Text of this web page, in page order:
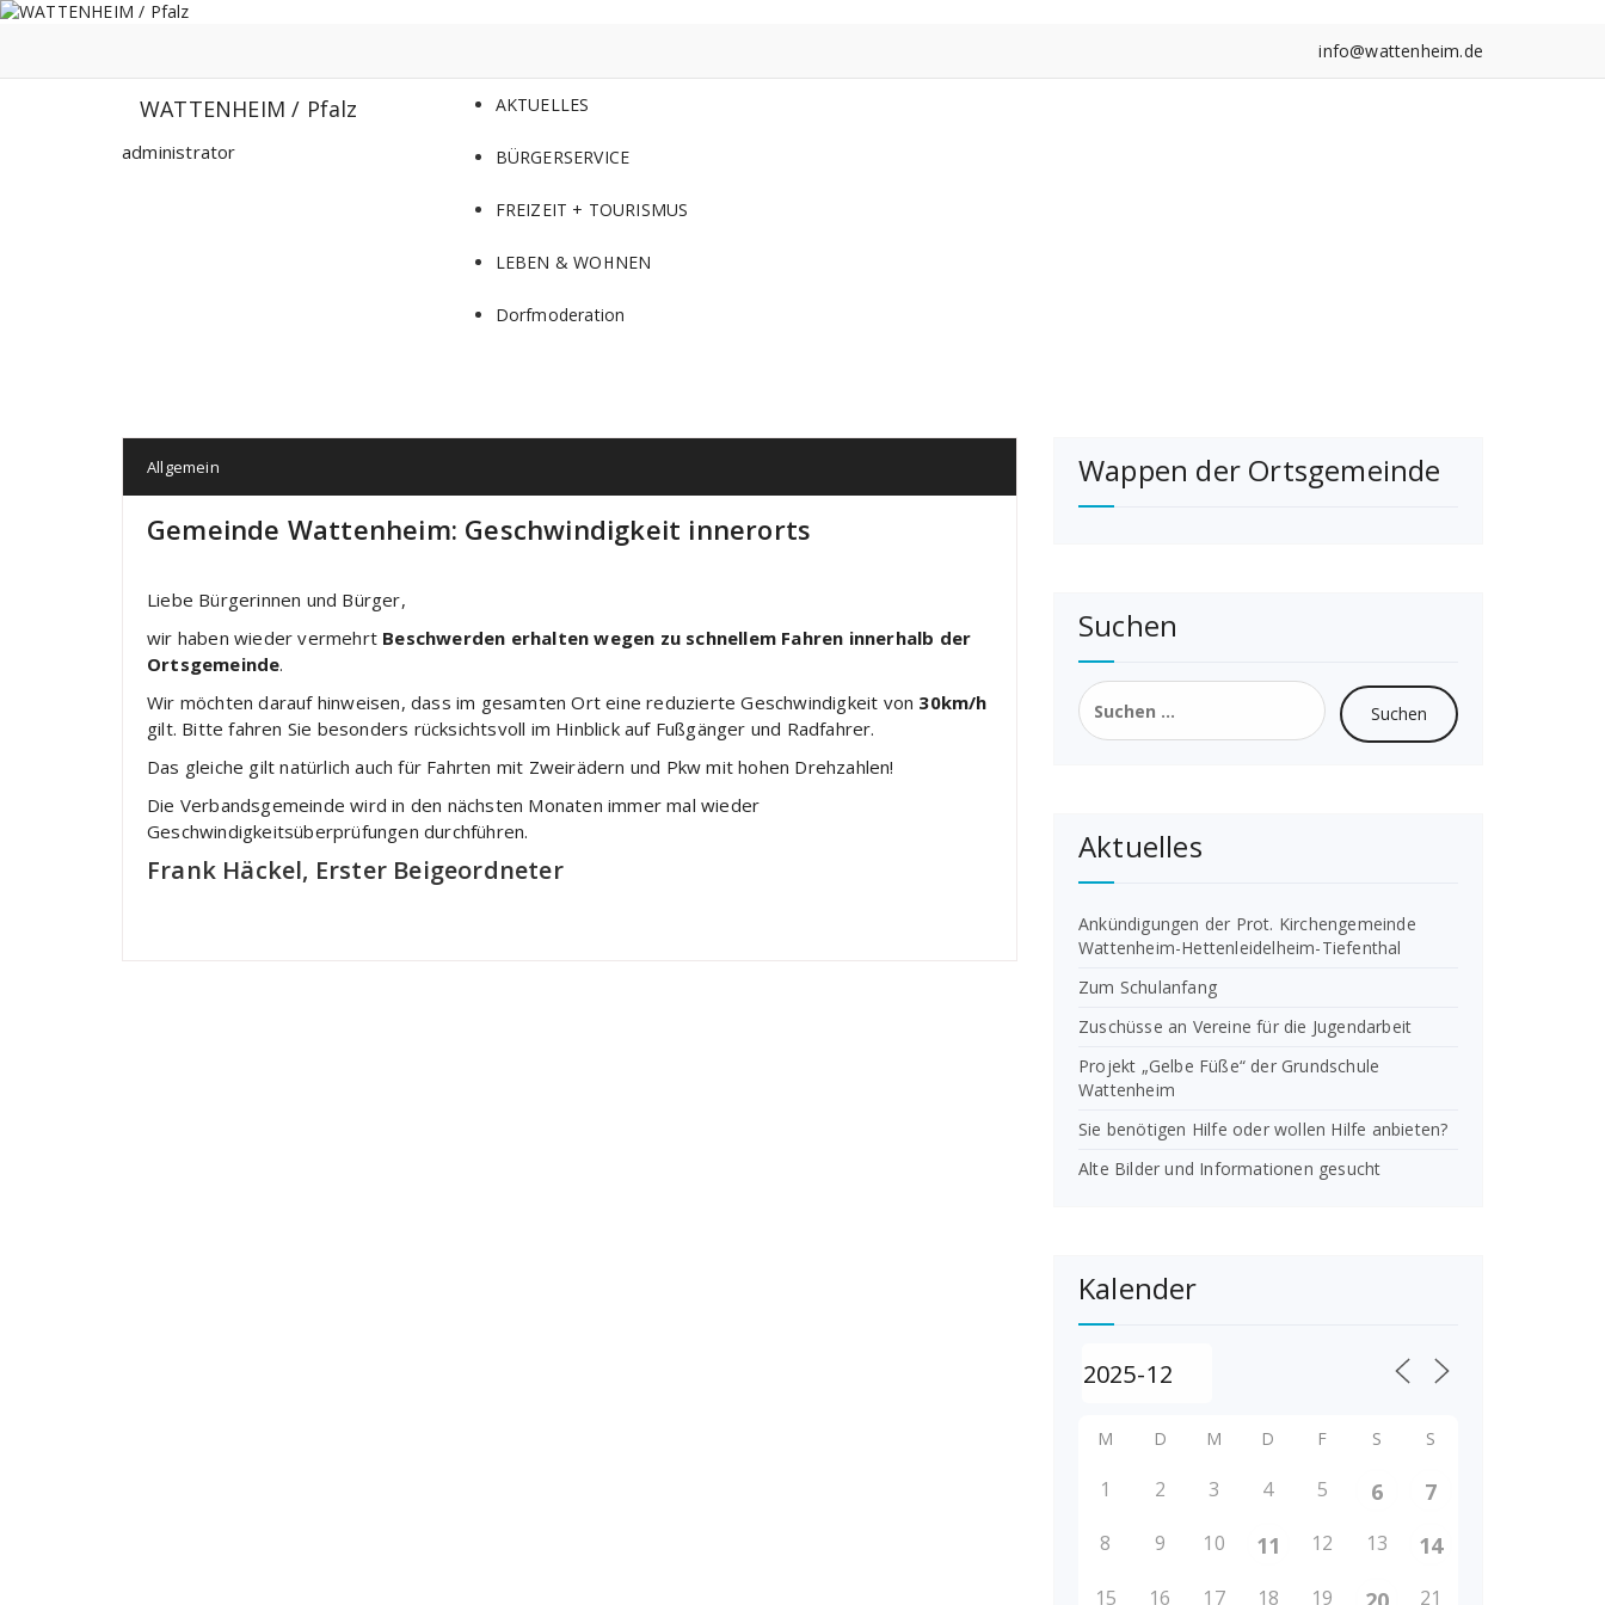
Zum
info@wattenheim.de
WATTENHEIM / Pfalz
administrator
AKTUELLES
BÜRGERSERVICE
FREIZEIT + TOURISMUS
LEBEN & WOHNEN
Dorfmoderation
Allgemein
Gemeinde Wattenheim: Geschwindigkeit innerorts
Liebe Bürgerinnen und Bürger,
wir haben wieder vermehrt Beschwerden erhalten wegen zu schnellem Fahren innerhalb der
Ortsgemeinde.
Wir möchten darauf hinweisen, dass im gesamten Ort eine reduzierte Geschwindigkeit von 30km/h
gilt. Bitte fahren Sie besonders rücksichtsvoll im Hinblick auf Fußgänger und Radfahrer.
Das gleiche gilt natürlich auch für Fahrten mit Zweirädern und Pkw mit hohen Drehzahlen!
Die Verbandsgemeinde wird in den nächsten Monaten immer mal wieder
Geschwindigkeitsüberprüfungen durchführen.
Frank Häckel, Erster Beigeordneter
Wappen der Ortsgemeinde
Suchen
Suchen
nach:
Aktuelles
Ankündigungen der Prot. Kirchengemeinde
Wattenheim-Hettenleidelheim-Tiefenthal
Zum Schulanfang
Zuschüsse an Vereine für die Jugendarbeit
Projekt „Gelbe Füße“ der Grundschule
Wattenheim
Sie benötigen Hilfe oder wollen Hilfe anbieten?
Alte Bilder und Informationen gesucht
Kalender
M D M D F S S
1 2 3 4 5 6 7
8 9 10 11 12 13 14
15 16 17 18 19 21